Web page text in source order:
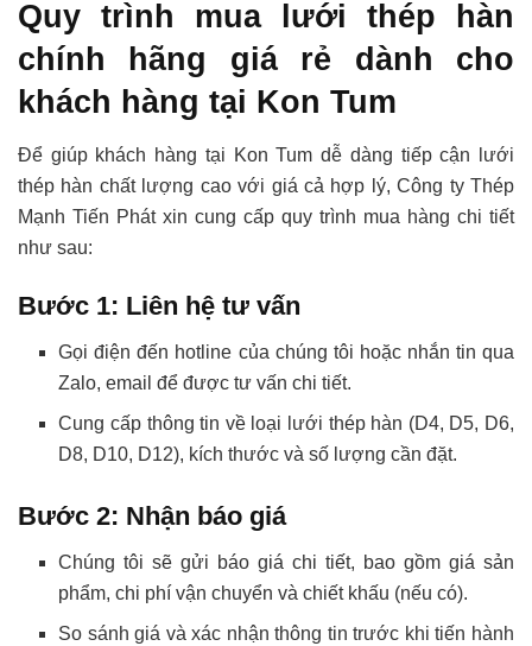
Quy trình mua lưới thép hàn
chính hãng giá rẻ dành cho
khách hàng tại Kon Tum
Để giúp khách hàng tại Kon Tum dễ dàng tiếp cận lưới
thép hàn chất lượng cao với giá cả hợp lý, Công ty Thép
Mạnh Tiến Phát xin cung cấp quy trình mua hàng chi tiết
như sau:
Bước 1: Liên hệ tư vấn
Gọi điện đến hotline của chúng tôi hoặc nhắn tin qua
Zalo, email để được tư vấn chi tiết.
Cung cấp thông tin về loại lưới thép hàn (D4, D5, D6,
D8, D10, D12), kích thước và số lượng cần đặt.
Bước 2: Nhận báo giá
Chúng tôi sẽ gửi báo giá chi tiết, bao gồm giá sản
phẩm, chi phí vận chuyển và chiết khấu (nếu có).
So sánh giá và xác nhận thông tin trước khi tiến hành